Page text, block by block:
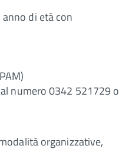
di età con
numero 0342 521729 o
organizzative,